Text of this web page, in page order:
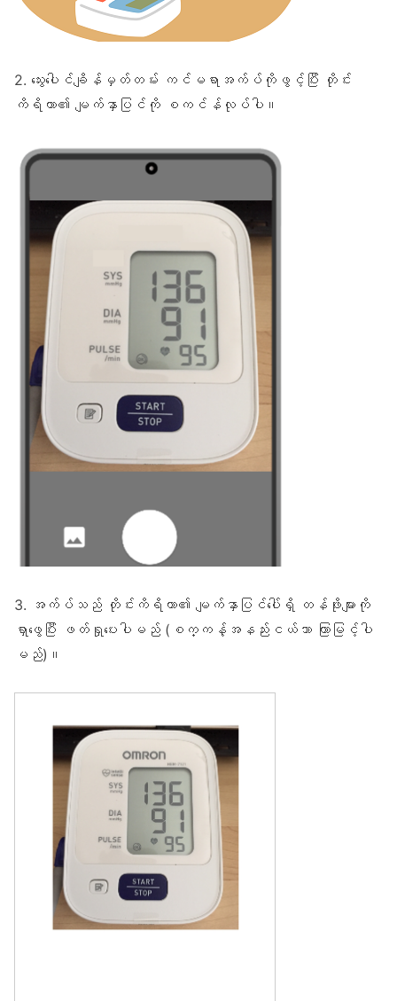
2. သွေးပေါင်ချိန်မှတ်တမ်း ကင်မရာအက်ပ်ကိုဖွင့်ပြီး တိုင်း
ကိရိယာ၏ မျက်နှာပြင်ကို စကင်န်လုပ်ပါ။
3. အက်ပ်သည် တိုင်းကိရိယာ၏ မျက်နှာပြင်ပေါ်ရှိ တန်ဖိုးများကို
ရှာဖွေပြီး ဖတ်ရှုပေးပါမည် (စက္ကန့်အနည်းငယ်သာ ကြာမြင့်ပါ
မည်)။